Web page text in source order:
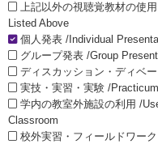
上記以外の視聴覚教材の使
Listed Above
個人発表 /Individual
グループ発表 /Group
ディスカッション・ディベ
実技・実習・実験 /
学内の教室外施設の利用 /
Classroom
校外実習・フィールドワー